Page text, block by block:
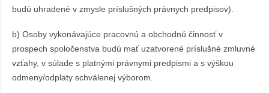
budú uhradené v zmysle príslušných právnych predpisov).
b) Osoby vykonávajúce pracovnú a obchodnú činnosť v
prospech spoločenstva budú mať uzatvorené príslušné zmluvné
vzťahy, v súlade s platnými právnymi predpismi a s výškou
odmeny/odplaty schválenej výborom.